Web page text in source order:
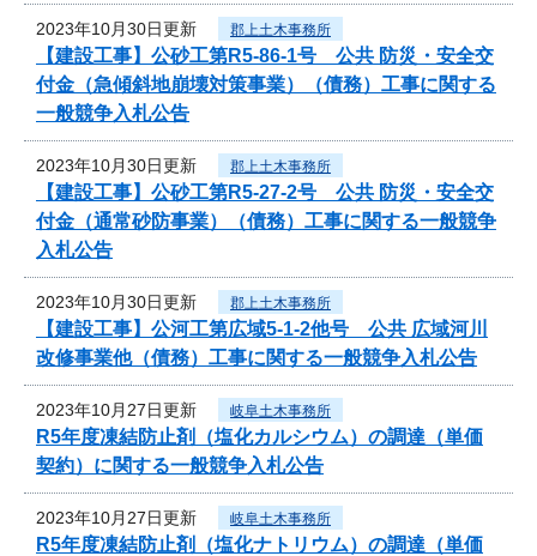
2023年10月30日更新 郡上土木事務所
【建設工事】公砂工第R5-86-1号 公共 防災・安全交
付金（急傾斜地崩壊対策事業）（債務）工事に関する
一般競争入札公告
2023年10月30日更新 郡上土木事務所
【建設工事】公砂工第R5-27-2号 公共 防災・安全交
付金（通常砂防事業）（債務）工事に関する一般競争
入札公告
2023年10月30日更新 郡上土木事務所
【建設工事】公河工第広域5-1-2他号 公共 広域河川
改修事業他（債務）工事に関する一般競争入札公告
2023年10月27日更新 岐阜土木事務所
R5年度凍結防止剤（塩化カルシウム）の調達（単価
契約）に関する一般競争入札公告
2023年10月27日更新 岐阜土木事務所
R5年度凍結防止剤（塩化ナトリウム）の調達（単価